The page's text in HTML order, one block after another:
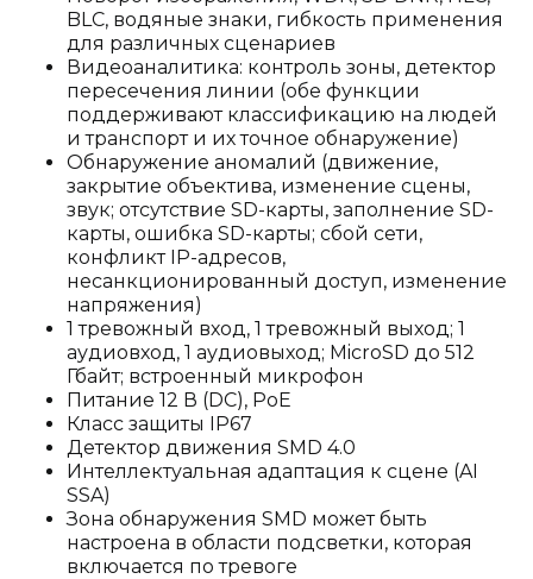
BLC, водяные знаки, гибкость применения
для различных сценариев
Видеоаналитика: контроль зоны, детектор
пересечения линии (обе функции
поддерживают классификацию на людей
и транспорт и их точное обнаружение)
Обнаружение аномалий (движение,
закрытие объектива, изменение сцены,
звук; отсутствие SD-карты, заполнение SD-
карты, ошибка SD-карты; сбой сети,
конфликт IP-адресов,
несанкционированный доступ, изменение
напряжения)
1 тревожный вход, 1 тревожный выход; 1
аудиовход, 1 аудиовыход; MicroSD до 512
Гбайт; встроенный микрофон
Питание 12 В (DC), PoE
Класс защиты IP67
Детектор движения SMD 4.0
Интеллектуальная адаптация к сцене (AI
SSA)
Зона обнаружения SMD может быть
настроена в области подсветки, которая
включается по тревоге